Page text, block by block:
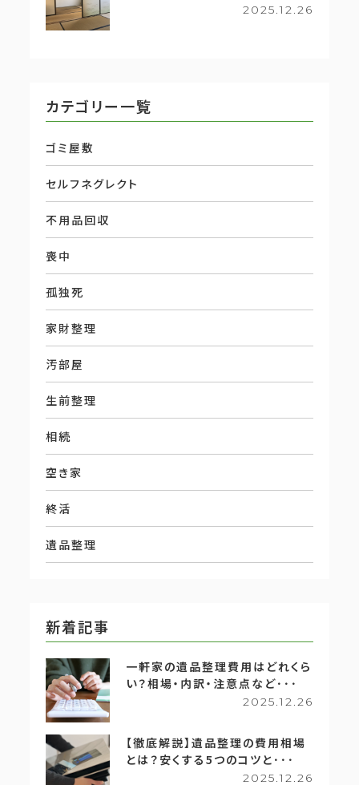
2025.12.26
カテゴリー一覧
ゴミ屋敷
セルフネグレクト
不用品回収
喪中
孤独死
家財整理
汚部屋
生前整理
相続
空き家
終活
遺品整理
新着記事
一軒家の遺品整理費用はどれくら
い？相場・内訳・注意点など･･･
2025.12.26
【徹底解説】遺品整理の費用相場
とは？安くする5つのコツと･･･
2025.12.26